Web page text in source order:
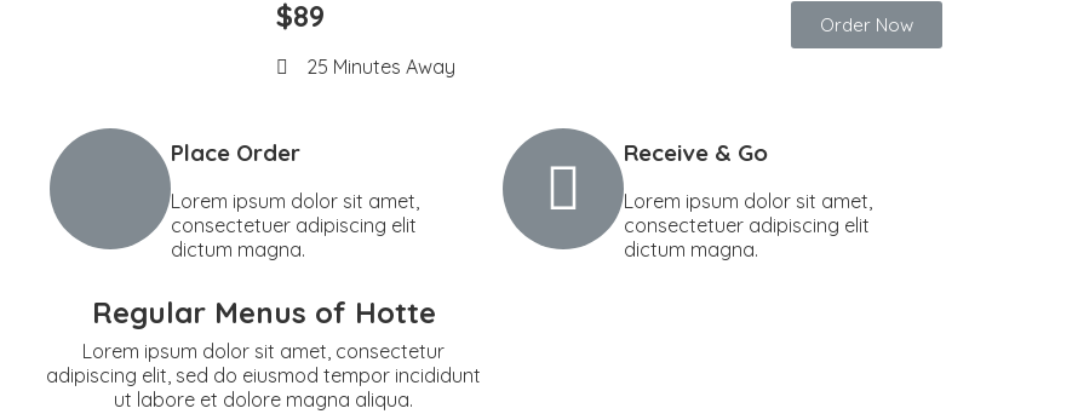
$89
25 Minutes Away
Order Now
Place Order
Lorem ipsum dolor sit amet,
consectetuer adipiscing elit
dictum magna.
Receive & Go
Lorem ipsum dolor sit amet,
consectetuer adipiscing elit
dictum magna.
Regular Menus of Hotte
Lorem ipsum dolor sit amet, consectetur
adipiscing elit, sed do eiusmod tempor incididunt
ut labore et dolore magna aliqua.